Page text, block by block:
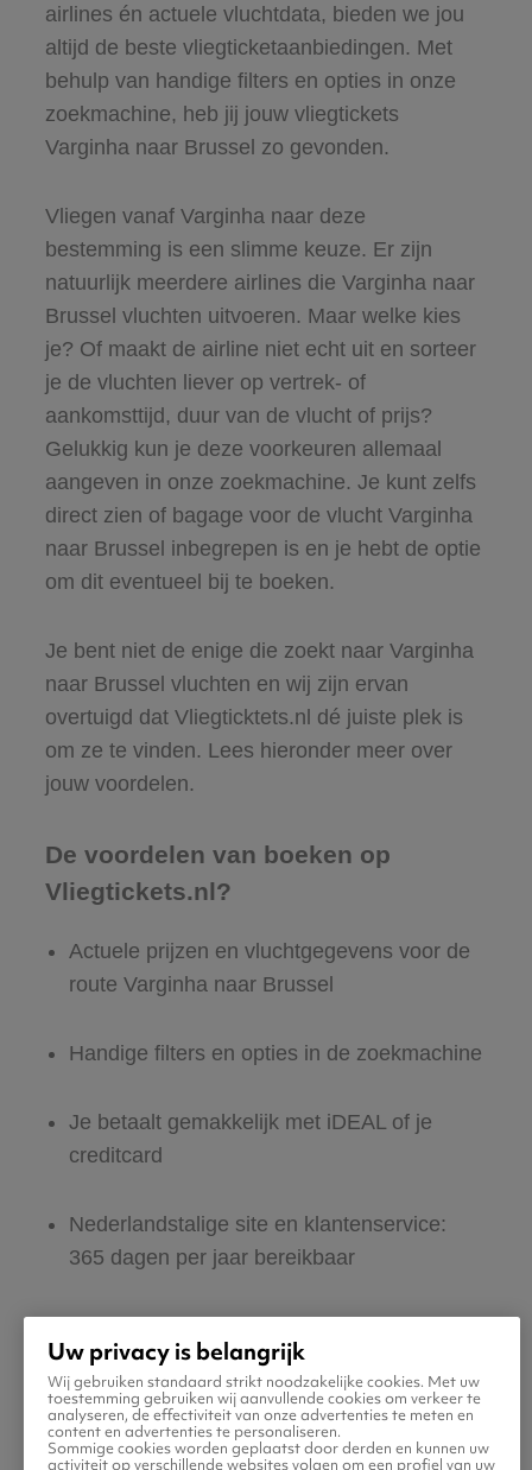
airlines én actuele vluchtdata, bieden we jou
altijd de beste vliegticketaanbiedingen. Met
behulp van handige filters en opties in onze
zoekmachine, heb jij jouw vliegtickets
Varginha naar Brussel zo gevonden.
Vliegen vanaf Varginha naar deze
bestemming is een slimme keuze. Er zijn
natuurlijk meerdere airlines die Varginha naar
Brussel vluchten uitvoeren. Maar welke kies
je? Of maakt de airline niet echt uit en sorteer
je de vluchten liever op vertrek- of
aankomsttijd, duur van de vlucht of prijs?
Gelukkig kun je deze voorkeuren allemaal
aangeven in onze zoekmachine. Je kunt zelfs
direct zien of bagage voor de vlucht Varginha
naar Brussel inbegrepen is en je hebt de optie
om dit eventueel bij te boeken.
Je bent niet de enige die zoekt naar Varginha
naar Brussel vluchten en wij zijn ervan
overtuigd dat Vliegticktets.nl dé juiste plek is
om ze te vinden. Lees hieronder meer over
jouw voordelen.
De voordelen van boeken op
Vliegtickets.nl?
Actuele prijzen en vluchtgegevens voor de
route Varginha naar Brussel
Handige filters en opties in de zoekmachine
Je betaalt gemakkelijk met iDEAL of je
creditcard
Nederlandstalige site en klantenservice:
365 dagen per jaar bereikbaar
Boek ook direct een hotel of huurauto voor
in Brussel
Uw privacy is belangrijk
Wij gebruiken standaard strikt noodzakelijke cookies. Met uw
toestemming gebruiken wij aanvullende cookies om verkeer te
analyseren, de effectiviteit van onze advertenties te meten en
content en advertenties te personaliseren.
Sommige cookies worden geplaatst door derden en kunnen uw
activiteit op verschillende websites volgen om een profiel van uw